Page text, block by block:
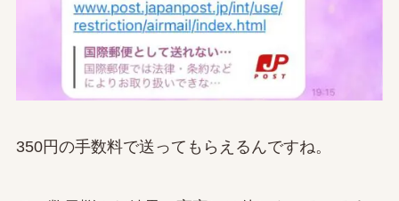
350円の手数料で送ってもらえるんですね。